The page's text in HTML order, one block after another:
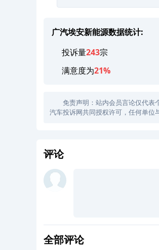
广汽埃安新能源数据统计:
投诉量243宗
满意度为21%
免责声明：站内会员言论仅代表
汽车投诉网共同授权许可，任何单位
评论
全部评论